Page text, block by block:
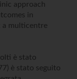
approach
in
a multicentre
è stato
è stato seguito